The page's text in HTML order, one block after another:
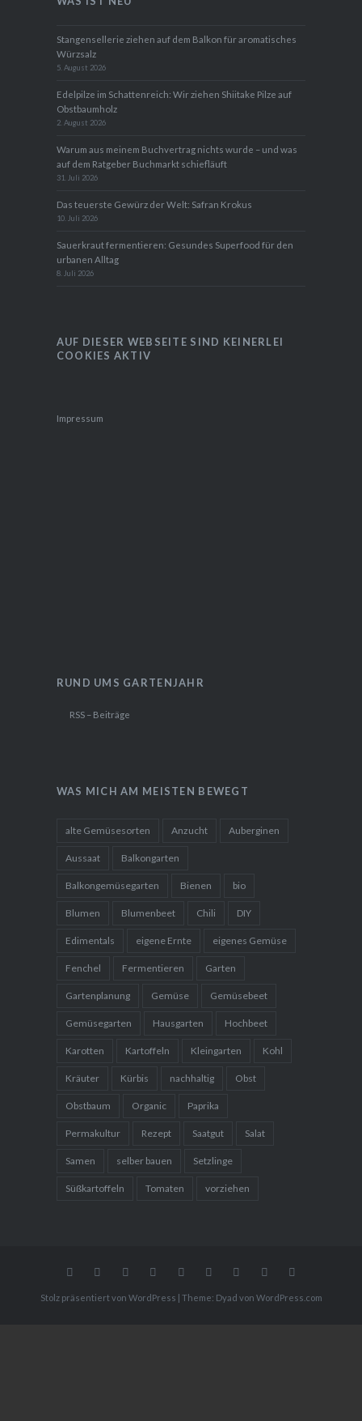
Stangensellerie ziehen auf dem Balkon für aromatisches
Würzsalz
5. August 2026
Edelpilze im Schattenreich: Wir ziehen Shiitake Pilze auf
Obstbaumholz
2. August 2026
Warum aus meinem Buchvertrag nichts wurde – und was
auf dem Ratgeber Buchmarkt schiefläuft
31. Juli 2026
Das teuerste Gewürz der Welt: Safran Krokus
10. Juli 2026
Sauerkraut fermentieren: Gesundes Superfood für den
urbanen Alltag
8. Juli 2026
AUF DIESER WEBSEITE SIND KEINERLEI
COOKIES AKTIV
Impressum
RUND UMS GARTENJAHR
RSS – Beiträge
WAS MICH AM MEISTEN BEWEGT
alte Gemüsesorten Anzucht Auberginen
Aussaat Balkongarten
Balkongemüsegarten Bienen bio
Blumen Blumenbeet Chili DIY
Edimentals eigene Ernte eigenes Gemüse
Fenchel Fermentieren Garten
Gartenplanung Gemüse Gemüsebeet
Gemüsegarten Hausgarten Hochbeet
Karotten Kartoffeln Kleingarten Kohl
Kräuter Kürbis nachhaltig Obst
Obstbaum Organic Paprika
Permakultur Rezept Saatgut Salat
Samen selber bauen Setzlinge
Süßkartoffeln Tomaten vorziehen
GemüseBlumen Gartenreisen
WebShop
GemüseObst Über
Mediakit
Stolz präsentiert von WordPress Theme: Dyad von WordPress.com